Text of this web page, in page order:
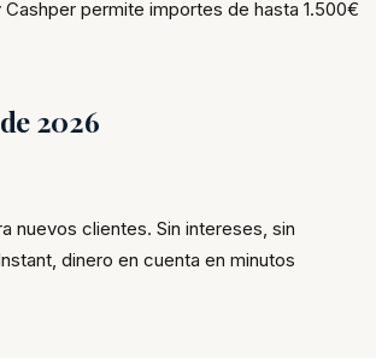
permite importes de hasta 1.500€
2026
nuevos clientes. Sin intereses, sin
dinero en cuenta en minutos